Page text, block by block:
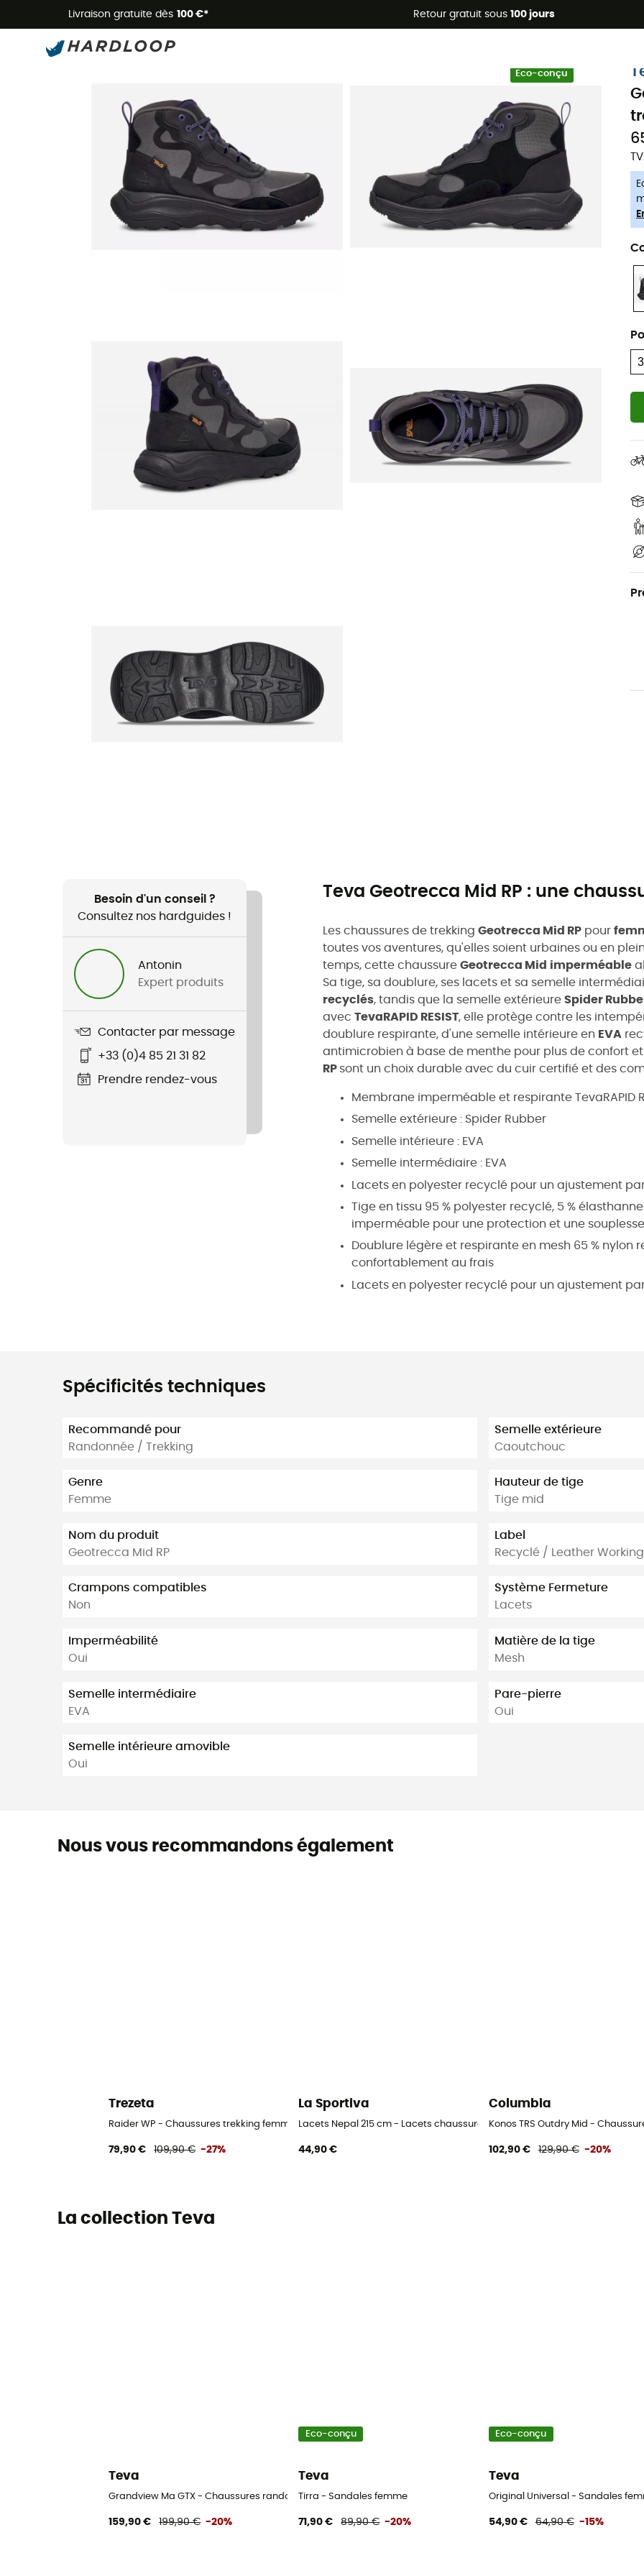
Livraison gratuite dès 100 €* Retour gratuit sous 100 jours
Promos d'été 🔥 -5 % EXTRA dès 2 produits* code Summer5
Eco-conçu
Besoin d'un conseil ?
Consultez nos hardguides !
Antonin
Expert produits
Contacter par message
+33 (0)4 85 21 31 82
Prendre rendez-vous
Teva Geotrecca Mid RP : une
Les chaussures de trekking Geotrecca Mid RP pour
toutes vos aventures, qu'elles soient urbaines ou en
temps, cette chaussure Geotrecca Mid imperméable
Sa tige, sa doublure, ses lacets et sa semelle
recyclés, tandis que la semelle extérieure Spider
avec TevaRAPID RESIST, elle protège contre les
doublure respirante, d'une semelle intérieure en EVA
antimicrobien à base de menthe pour plus de confort et
RP sont un choix durable avec du cuir certifié et des
Membrane imperméable et respirante TevaRAPID
Semelle extérieure : Spider Rubber
Semelle intérieure : EVA
Semelle intermédiaire : EVA
Lacets en polyester recyclé pour un ajustement
Tige en tissu 95 % polyester recyclé, 5 %
imperméable pour une protection et une
Doublure légère et respirante en mesh 65 % nylon
confortablement au frais
Lacets en polyester recyclé pour un ajustement
Spécificités techniques
Recommandé pour
Randonnée / Trekking
Genre
Femme
Nom du produit
Geotrecca Mid RP
Crampons compatibles
Non
Imperméabilité
Oui
Semelle intermédiaire
EVA
Semelle intérieure amovible
Oui
Semelle extérieure
Caoutchouc
Hauteur de tige
Tige mid
Label
Recyclé / Leather
Système Fermeture
Lacets
Matière de la tige
Mesh
Pare-pierre
Oui
Nous vous recommandons également
Trezeta
Raider WP - Chaussures trekking femme
79,90 € 109,90 € -27%
La Sportiva
Lacets Nepal 215 cm - Lacets chaussures alpinisme
44,90 €
Columbia
Konos TRS Outdry Mid -
102,90 € 129,90 € -20%
La collection Teva
Teva
Grandview Ma GTX - Chaussures randonnée femme
159,90 € 199,90 € -20%
Eco-conçu
Teva
Tirra - Sandales femme
71,90 € 89,90 € -20%
Eco-conçu
Teva
Original Universal - Sandales
54,90 € 64,90 € -15%